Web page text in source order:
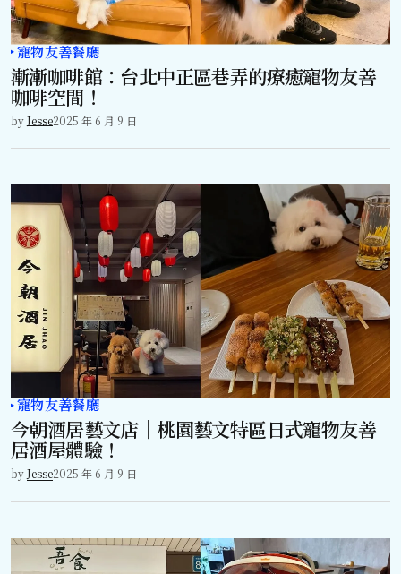
寵物友善餐廳
漸漸咖啡館：台北中正區巷弄的療癒寵物友善
咖啡空間！
byJesse2025 年 6 月 9 日
寵物友善餐廳
今朝酒居藝文店｜桃園藝文特區日式寵物友善
居酒屋體驗！
byJesse2025 年 6 月 9 日